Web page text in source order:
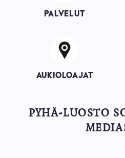
PALVELUT
Image
AUKIOLOAJAT
PYHÄ-LUOSTO